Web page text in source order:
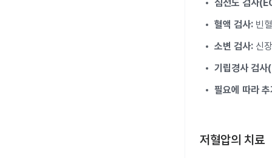
심전도 검사
혈액 검사: 빈
소변 검사: 신
기립경사 검
필요에 따라
저혈압의 치료